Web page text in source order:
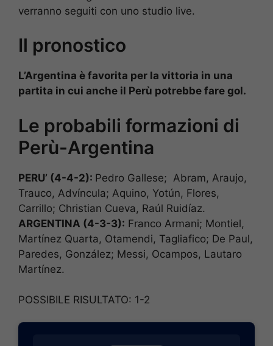
verranno seguiti con uno studio live.
Il pronostico
L’Argentina è favorita per la vittoria in una
partita in cui anche il Perù potrebbe fare gol.
Le probabili formazioni di
Perù-Argentina
PERU’ (4-4-2): Pedro Gallese; Abram, Araujo,
Trauco, Advíncula; Aquino, Yotún, Flores,
Carrillo; Christian Cueva, Raúl Ruidíaz.
ARGENTINA (4-3-3): Franco Armani; Montiel,
Martínez Quarta, Otamendi, Tagliafico; De Paul,
Paredes, González; Messi, Ocampos, Lautaro
Martínez.
POSSIBILE RISULTATO: 1-2